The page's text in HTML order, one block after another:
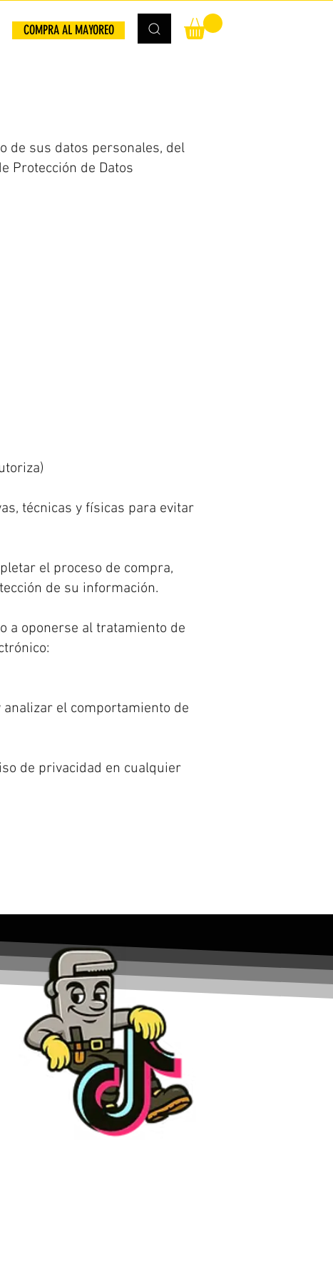
COMPRA AL MAYOREO
de sus datos personales, del
Protección de Datos
técnicas y físicas para evitar
el proceso de compra,
de su información.
a oponerse al tratamiento de
el comportamiento de
de privacidad en cualquier